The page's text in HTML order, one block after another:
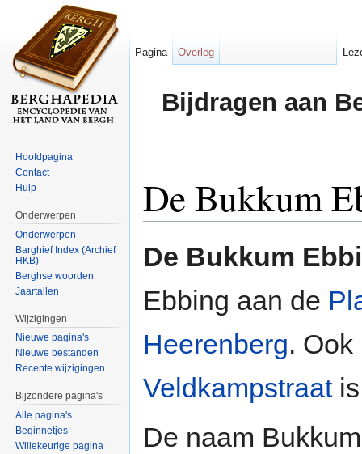
Bijdragen aan
De Bukkum
De Bukkum
Ebbing aan de
Heerenberg.
Veldkampstraatis
De naam
Pagina Overleg
Hoofdpagina
Contact
Hulp
Onderwerpen
Onderwerpen
Barghief Index (Archief
HKB)
Berghse woorden
Jaartallen
Wijzigingen
Nieuwe pagina's
Nieuwe bestanden
Recente wijzigingen
Bijzondere pagina's
Alle pagina's
Beginnetjes
Willekeurige pagina